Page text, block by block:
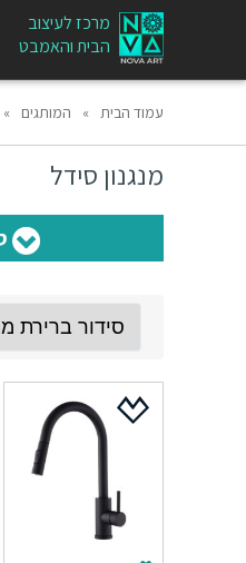
מרכז לעיצוב
הבית והאמבט
עמוד הבית » המותגים »
מנגנון סידל